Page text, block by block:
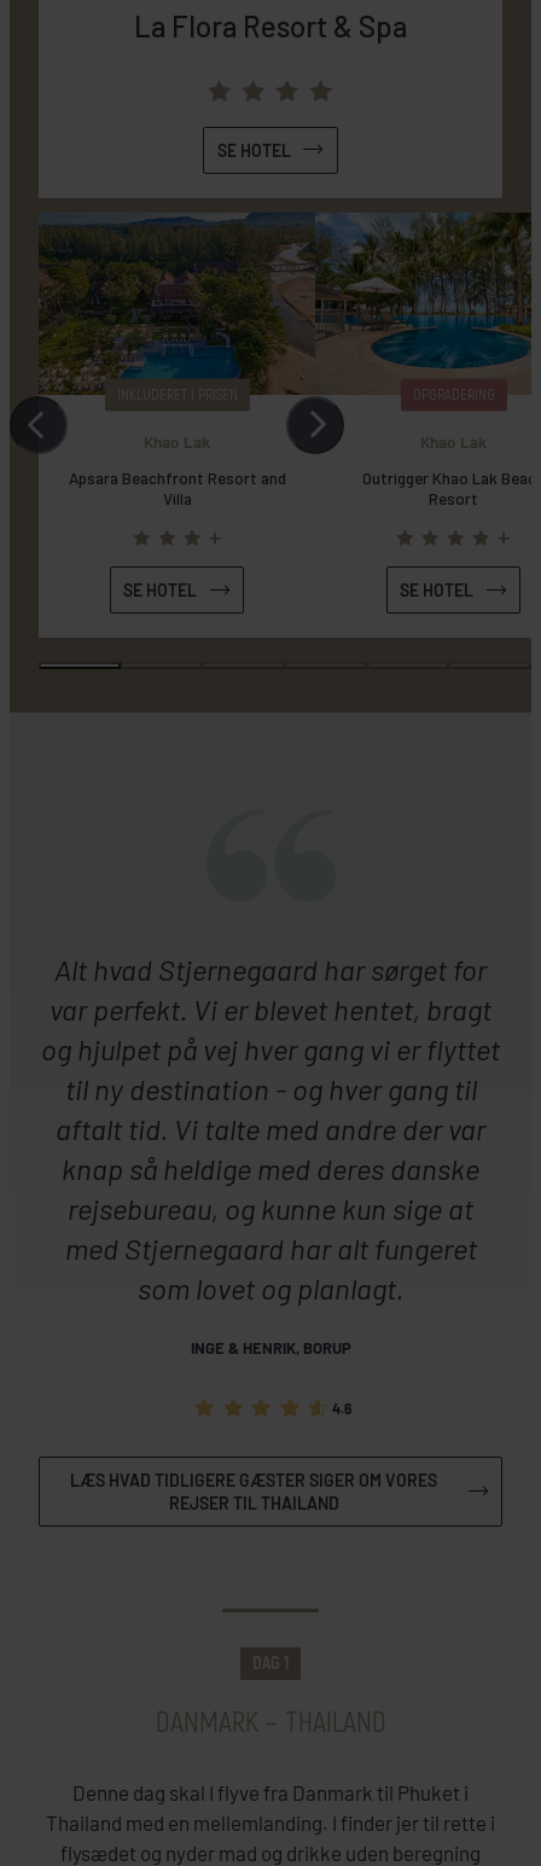
La Flora Resort & Spa
SE HOTEL
INKLUDERET I PRISEN
SE HOTEL
OPGRADERING
SE HOTEL
Alt hvad Stjernegaard har sørget for
var perfekt. Vi er blevet hentet, bragt
og hjulpet på vej hver gang vi er flyttet
til ny destination - og hver gang til
aftalt tid. Vi talte med andre der var
knap så heldige med deres danske
rejsebureau, og kunne kun sige at
med Stjernegaard har alt fungeret
som lovet og planlagt.
INGE & HENRIK, BORUP
4.6
LÆS HVAD TIDLIGERE GÆSTER SIGER OM VORES
REJSER TIL THAILAND
DAGSPROGRAM
DAG 1
DANMARK – THAILAND
Denne dag skal I flyve fra Danmark til Phuket i
Thailand med en mellemlanding. I finder jer til rette i
flysædet og nyder mad og drikke uden beregning